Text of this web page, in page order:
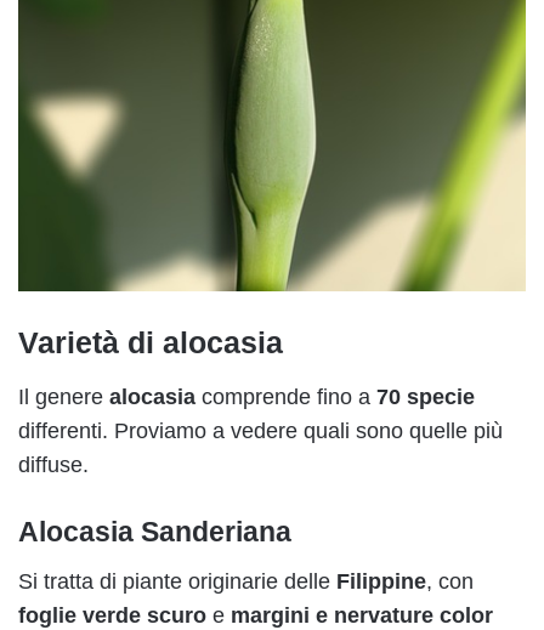
Varietà di alocasia
Il genere alocasia comprende fino a 70 specie
differenti. Proviamo a vedere quali sono quelle più
diffuse.
Alocasia Sanderiana
Si tratta di piante originarie delle Filippine, con
foglie verde scuro e margini e nervature color